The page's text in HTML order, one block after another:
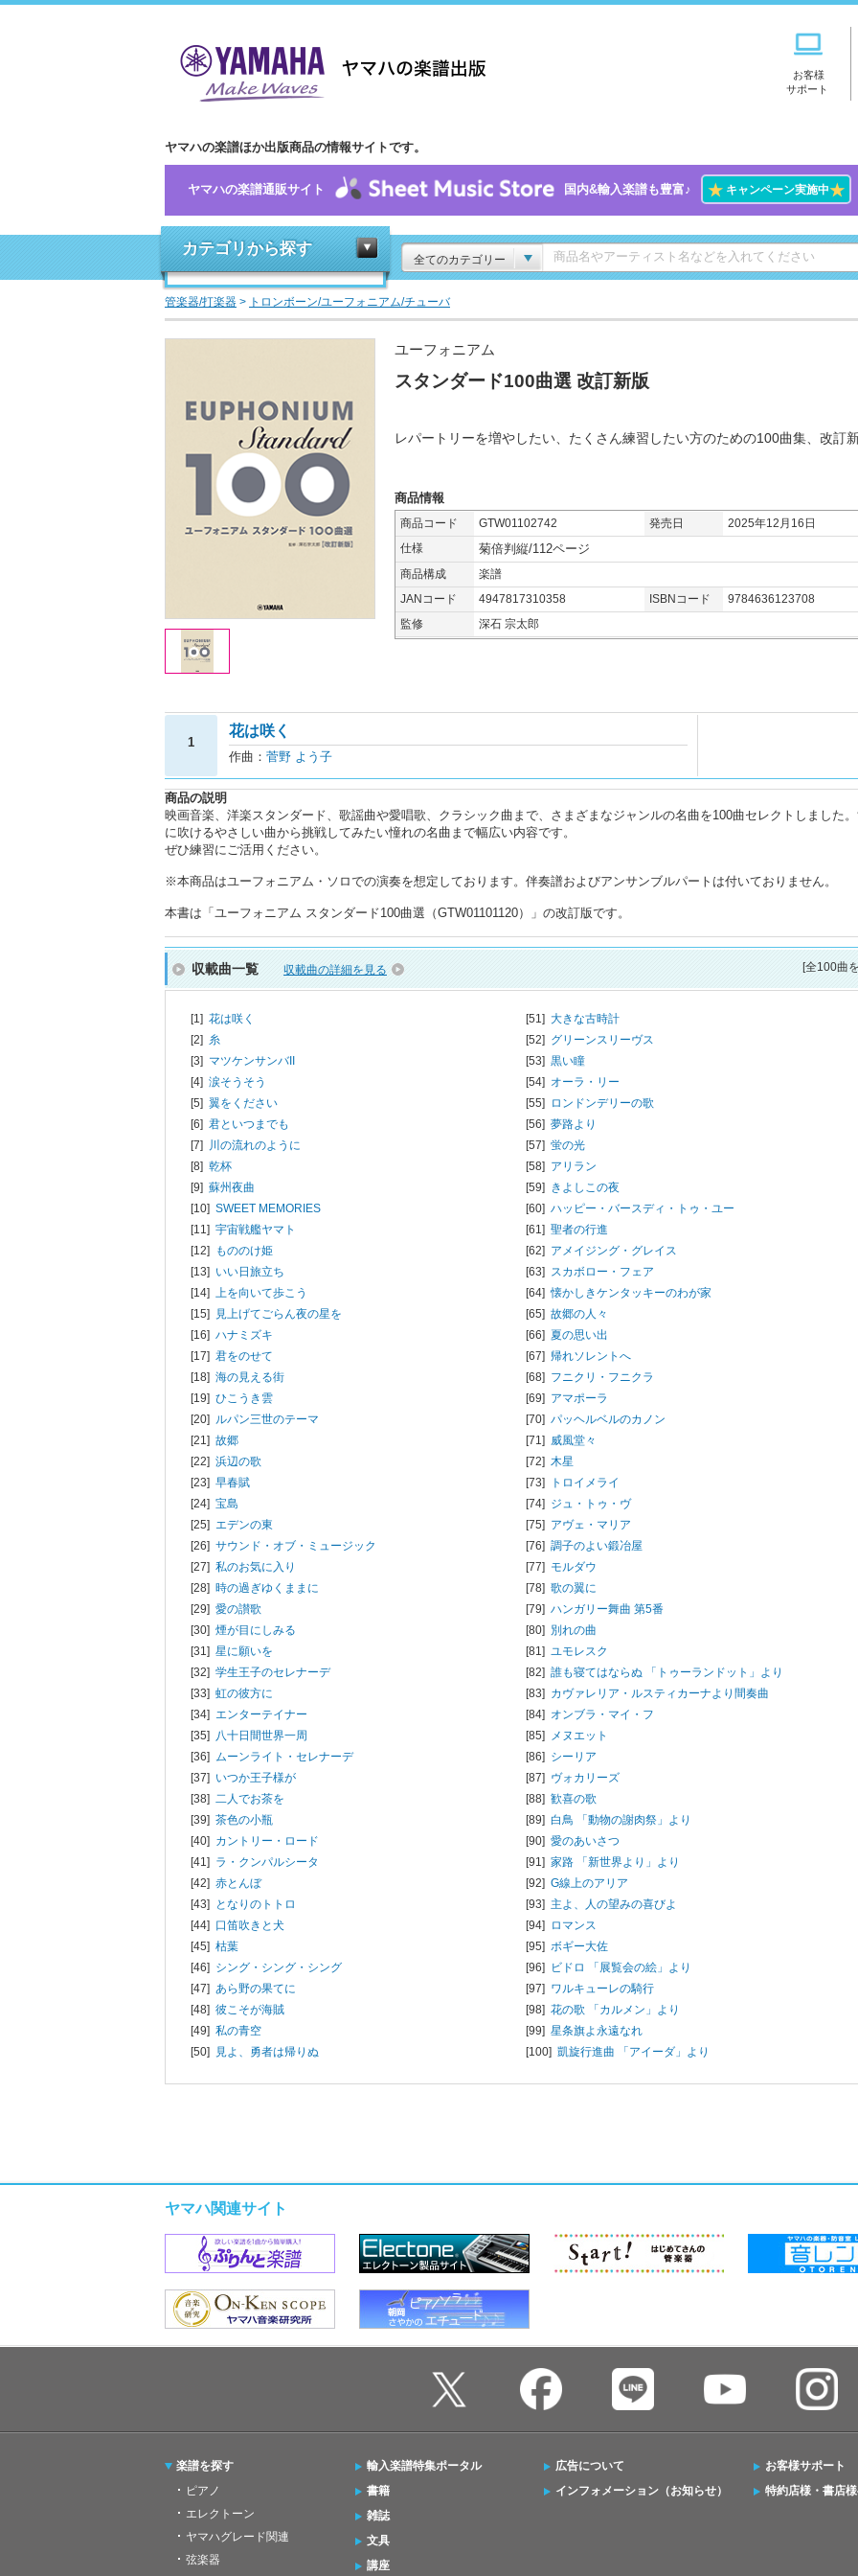
お客様
サポート
ヤマハの楽譜ほか出版商品の情報サイトです。
ヤマハの楽譜通販サイト 国内&輸入楽譜も豊富♪ ★キャンペーン実施中★
カテゴリから探す
全てのカテゴリー
管楽器/打楽器 > トロンボーン/ユーフォニアム/チューバ
ユーフォニアム
スタンダード100曲選 改訂新版
レパートリーを増やしたい、たくさん練習したい方のための100曲集、改訂
商品情報
商品コード GTW01102742 発売日
2025年12月16日
仕様
菊倍判縦/112ページ
商品構成
楽譜
JANコード
4947817310358 ISBNコード
9784636123708
監修
深石 宗太郎
1
花は咲く
作曲： 菅野 よう子
商品の説明
映画音楽、洋楽スタンダード、歌謡曲や愛唱歌、クラシック曲まで、さまざまなジャンルの名曲を100曲セレクトしました
に吹けるやさしい曲から挑戦してみたい憧れの名曲まで幅広い内容です。
ぜひ練習にご活用ください。
※本商品はユーフォニアム・ソロでの演奏を想定しております。伴奏譜およびアンサンブルパートは付いておりません。
本書は「ユーフォニアム スタンダード100曲選（GTW01101120）」の改訂版です。
収載曲一覧 収載曲の詳細を見る [全100曲
[1] 花は咲く
[2] 糸
[3] マツケンサンバII
[4] 涙そうそう
[5] 翼をください
[6] 君といつまでも
[7] 川の流れのように
[8] 乾杯
[9] 蘇州夜曲
[10] SWEET MEMORIES
[11] 宇宙戦艦ヤマト
[12] もののけ姫
[13] いい日旅立ち
[14] 上を向いて歩こう
[15] 見上げてごらん夜の星を
[16] ハナミズキ
[17] 君をのせて
[18] 海の見える街
[19] ひこうき雲
[20] ルパン三世のテーマ
[21] 故郷
[22] 浜辺の歌
[23] 早春賦
[24] 宝島
[25] エデンの東
[26] サウンド・オブ・ミュージック
[27] 私のお気に入り
[28] 時の過ぎゆくままに
[29] 愛の讃歌
[30] 煙が目にしみる
[31] 星に願いを
[32] 学生王子のセレナーデ
[33] 虹の彼方に
[34] エンターテイナー
[35] 八十日間世界一周
[36] ムーンライト・セレナーデ
[37] いつか王子様が
[38] 二人でお茶を
[39] 茶色の小瓶
[40] カントリー・ロード
[41] ラ・クンパルシータ
[42] 赤とんぼ
[43] となりのトトロ
[44] 口笛吹きと犬
[45] 枯葉
[46] シング・シング・シング
[47] あら野の果てに
[48] 彼こそが海賊
[49] 私の青空
[50] 見よ、勇者は帰りぬ
[51] 大きな古時計
[52] グリーンスリーヴス
[53] 黒い瞳
[54] オーラ・リー
[55] ロンドンデリーの歌
[56] 夢路より
[57] 蛍の光
[58] アリラン
[59] きよしこの夜
[60] ハッピー・バースディ・トゥ・ユー
[61] 聖者の行進
[62] アメイジング・グレイス
[63] スカボロー・フェア
[64]懐かしきケンタッキーのわが家
[65] 故郷の人々
[66] 夏の思い出
[67] 帰れソレントへ
[68] フニクリ・フニクラ
[69] アマポーラ
[70] パッヘルベルのカノン
[71] 威風堂々
[72] 木星
[73]
トロイメライ
[74] ジュ・トゥ・ヴ
[75] アヴェ・マリア
[76] 調子のよい鍛冶屋
[77] モルダウ
[78] 歌の翼に
[79] ハンガリー舞曲 第5番
[80] 別れの曲
[81] ユモレスク
[82] 誰も寝てはならぬ 「トゥーランドット」より
[83] カヴァレリア・ルスティカーナより間奏曲
[84] オンブラ・マイ・フ
[85] メヌエット
[86] シーリア
[87] ヴォカリーズ
[88] 歓喜の歌
[89] 白鳥 「動物の謝肉祭」より
[90] 愛のあいさつ
[91] 家路 「新世界より」より
[92] G線上のアリア
[93] 主よ、人の望みの喜びよ
[94] ロマンス
[95] ボギー大佐
[96] ビドロ 「展覧会の絵」より
[97] ワルキューレの騎行
[98] 花の歌 「カルメン」より
[99] 星条旗よ永遠なれ
[100] 凱旋行進曲 「アイーダ」より
ヤマハ関連サイト
楽譜を探す
ピアノ
エレクトーン
ヤマハグレード関連
弦楽器
輸入楽譜特集ポータル
書籍
雑誌
文具
講座
広告について
インフォメーション（お知らせ）
お客様サポート
特約店様・書店